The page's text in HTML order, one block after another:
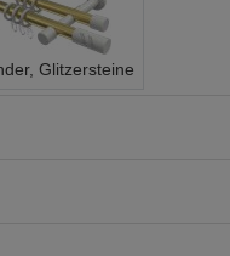
Glitzersteine